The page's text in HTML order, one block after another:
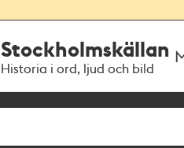
Stockholmskällan
Historia i ord, ljud och bild